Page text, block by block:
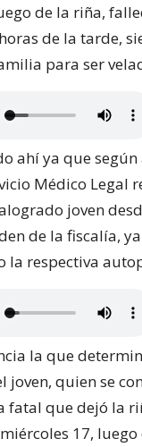
de la riña,
de la tarde,
para ser
ahí ya que
Médico Legal
joven
de la fiscalía,
la respectiva
la que
quien se
fatal que dejó la
17,